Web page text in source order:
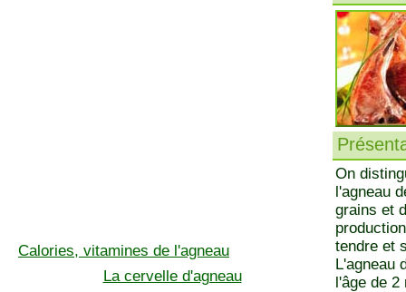
Calories, vitamines de l'agneau
La cervelle d'agneau
On
l'agneau
grains et
tendre et
L'agneau
l'âge de